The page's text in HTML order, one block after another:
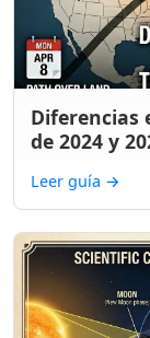
Diferencias
de 2024 y
Leer guía →